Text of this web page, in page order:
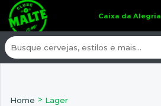
Caixa da Alegria
Home > Lager